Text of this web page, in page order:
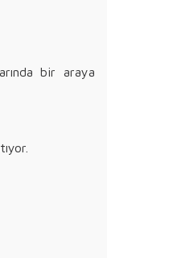
bir araya